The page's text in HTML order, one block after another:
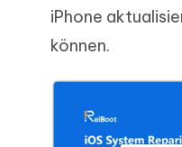
iPhone
können.